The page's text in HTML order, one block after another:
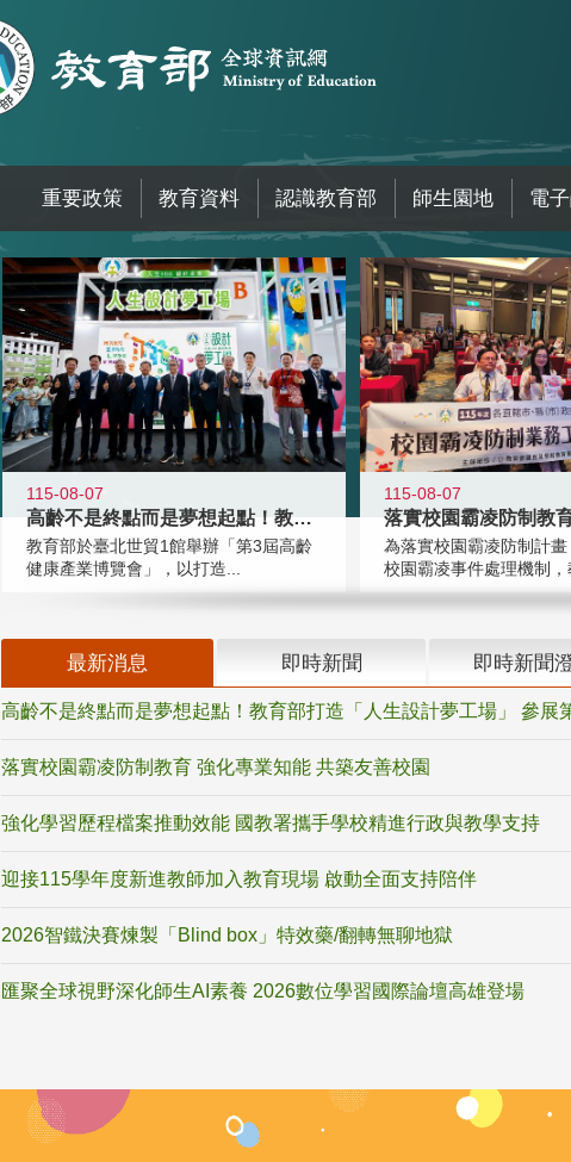
重要政策 教育資料 認識教育部 師生園地 電
115-08-07
高齡不是終點而是夢想起點！教育部打
教育部於臺北世貿1館舉辦「第3屆高齡
健康產業博覽會」，以打造...
115-08-07
為落實校園霸凌防制計
校園霸凌事件處理機制，
最新消息 即時新聞 即時新聞
高齡不是終點而是夢想起點！教育部打造「人生設計夢工場」 參展
落實校園霸凌防制教育 強化專業知能 共築友善校園
強化學習歷程檔案推動效能 國教署攜手學校精進行政與教學支持
迎接115學年度新進教師加入教育現場 啟動全面支持陪伴
2026智鐵決賽煉製「Blind box」特效藥/翻轉無聊地獄
匯聚全球視野深化師生AI素養 2026數位學習國際論壇高雄登場